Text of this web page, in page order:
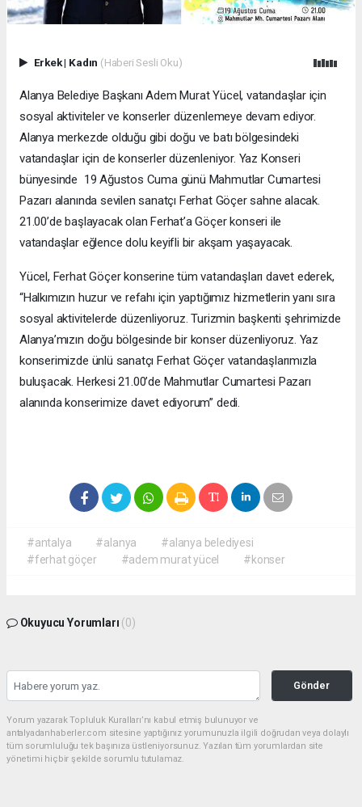
Erkek| Kadın (Haberi Sesli Oku)
Alanya Belediye Başkanı Adem Murat Yücel, vatandaşlar için
sosyal aktiviteler ve konserler düzenlemeye devam ediyor.
Alanya merkezde olduğu gibi doğu ve batı bölgesindeki
vatandaşlar için de konserler düzenleniyor. Yaz Konseri
bünyesinde 19 Ağustos Cuma günü Mahmutlar Cumartesi
Pazarı alanında sevilen sanatçı Ferhat Göçer sahne alacak.
21.00’de başlayacak olan Ferhat’a Göçer konseri ile
vatandaşlar eğlence dolu keyifli bir akşam yaşayacak.
Yücel, Ferhat Göçer konserine tüm vatandaşları davet ederek,
“Halkımızın huzur ve refahı için yaptığımız hizmetlerin yanı sıra
sosyal aktivitelerde düzenliyoruz. Turizmin başkenti şehrimizde
Alanya’mızın doğu bölgesinde bir konser düzenliyoruz. Yaz
konserimizde ünlü sanatçı Ferhat Göçer vatandaşlarımızla
buluşacak. Herkesi 21.00’de Mahmutlar Cumartesi Pazarı
alanında konserimize davet ediyorum” dedi.
#antalya #alanya
#alanya belediyesi
#ferhat göçer
#adem murat yücel #konser
Okuyucu Yorumları (0)
Gönder
Yorum yazarak Topluluk Kuralları’nı kabul etmiş bulunuyor ve
antalyadanhaberler.com sitesine yaptığınız yorumunuzla ilgili doğrudan veya dolaylı
tüm sorumluluğu tek başınıza üstleniyorsunuz. Yazılan tüm yorumlardan site
yönetimi hiçbir şekilde sorumlu tutulamaz.